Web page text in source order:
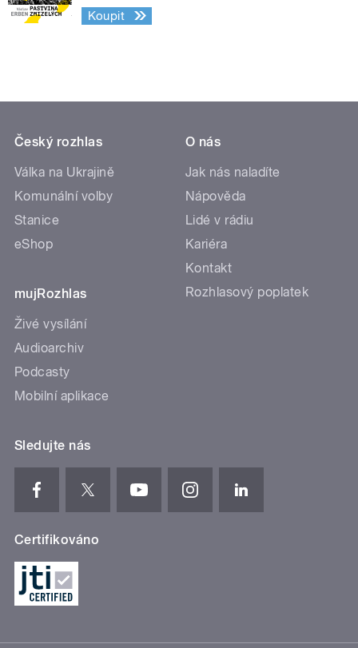
Koupit
Český rozhlas
Válka na Ukrajině
Komunální volby
Stanice
eShop
mujRozhlas
Živé vysílání
Audioarchiv
Podcasty
Mobilní aplikace
O nás
Jak nás naladíte
Nápověda
Lidé v rádiu
Kariéra
Kontakt
Rozhlasový poplatek
Sledujte nás
Certifikováno